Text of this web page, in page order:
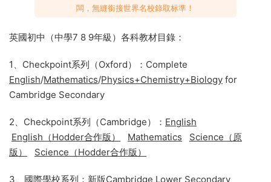
闆，無縫銜接世界名校錄取标準！
英國初中（中學7 8 9年級）各科教材目錄：
1、Checkpoint系列（Oxford）：Complete
English/Mathematics/Physics+Chemistry+Biology for
Cambridge Secondary
2、Checkpoint系列（Cambridge）： English
English（Hodder合作版）
Mathematics
Science（原
版）
Science（Hodder合作版）
3、國際學校系列：新版Cambridge Lower Secondary